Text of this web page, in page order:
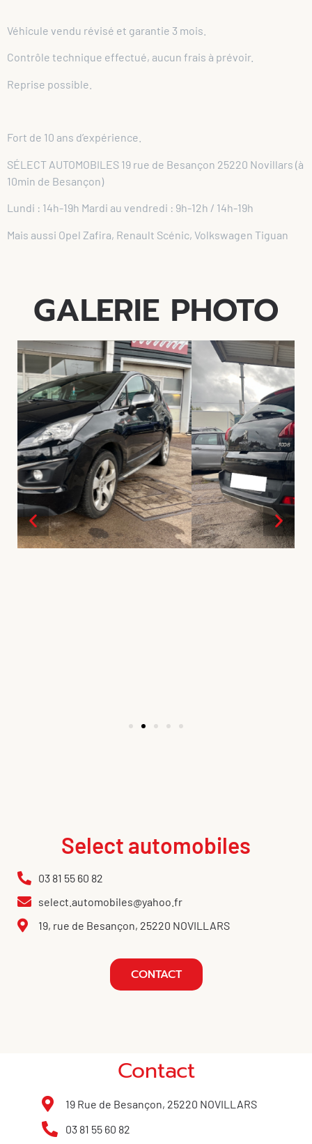
Véhicule vendu révisé et garantie 3 mois.
Contrôle technique effectué, aucun frais à prévoir.
Reprise possible.
Fort de 10 ans d’expérience.
SÉLECT AUTOMOBILES 19 rue de Besançon 25220 Novillars (à
10min de Besançon)
Lundi : 14h-19h Mardi au vendredi : 9h-12h / 14h-19h
Mais aussi Opel Zafira, Renault Scénic, Volkswagen Tiguan
GALERIE PHOTO
Select automobiles
03 81 55 60 82
select.automobiles@yahoo.fr
19, rue de Besançon, 25220 NOVILLARS
CONTACT
Contact
19 Rue de Besançon, 25220 NOVILLARS
03 81 55 60 82